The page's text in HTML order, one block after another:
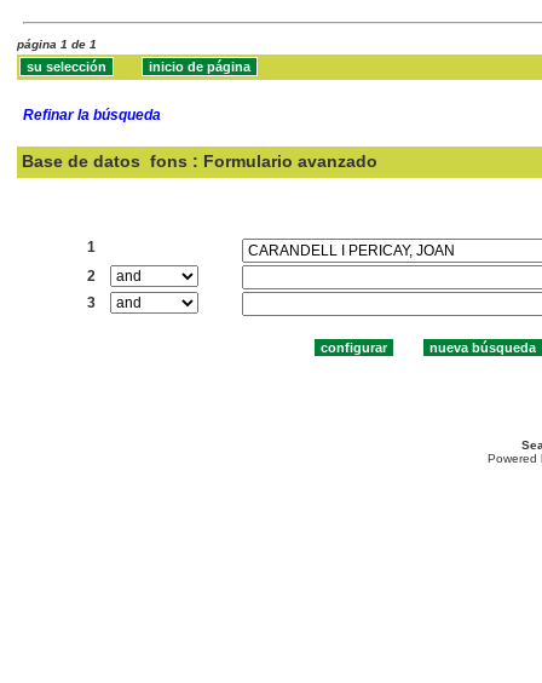
página 1 de 1
Refinar la búsqueda
Base de datos fons : Formulario avanzado
1
2
3
Powered